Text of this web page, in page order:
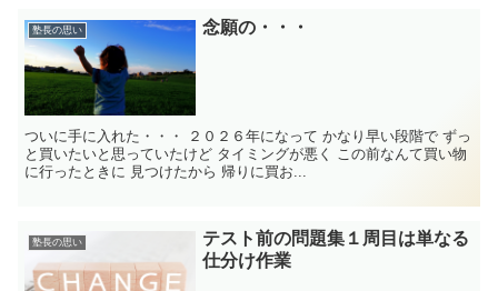
塾長の思い 念願の・・・
ついに手に入れた・・・ ２０２６年になって かなり早い段階で ずっ
と買いたいと思っていたけど タイミングが悪く この前なんて買い物
に行ったときに 見つけたから 帰りに買お...
塾長の思い
テスト前の問題集１周目は単なる
仕分け作業